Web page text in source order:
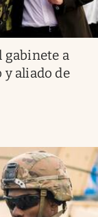
gabinete a
y aliado de